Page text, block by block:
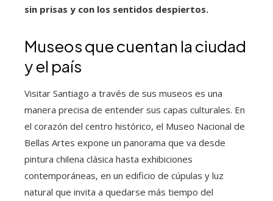
sin prisas y con los sentidos despiertos.
Museos que cuentan la ciudad
y el país
Visitar Santiago a través de sus museos es una
manera precisa de entender sus capas culturales. En
el corazón del centro histórico, el Museo Nacional de
Bellas Artes expone un panorama que va desde
pintura chilena clásica hasta exhibiciones
contemporáneas, en un edificio de cúpulas y luz
natural que invita a quedarse más tiempo del